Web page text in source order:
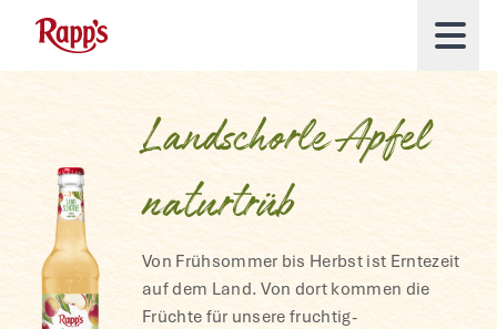
Landschorle Apfel
naturtrüb
Von Frühsommer bis Herbst ist Erntezeit
auf dem Land. Von dort kommen die
Früchte für unsere fruchtig-